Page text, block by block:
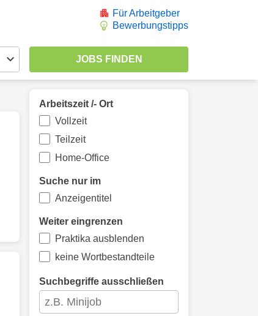
Für Arbeitgeber
Bewerbungstipps
Arbeitszeit /- Ort
Vollzeit
Teilzeit
Home-Office
Suche nur im
Anzeigentitel
Weiter eingrenzen
Praktika ausblenden
keine Wortbestandteile
Suchbegriffe ausschließen